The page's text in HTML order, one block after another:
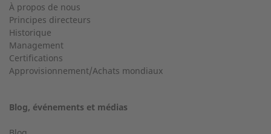
Numéro de télé
Votre message:
info@2-g.fr
Service 24/24 au-delà de 50 kW
delà de 50 kW (g-box 20 and g-box 50).
À propos de nous
Principes directeurs
Historique
Management
Certifications
Approvisionnement/Achats mondiaux
Blog, événements et médias